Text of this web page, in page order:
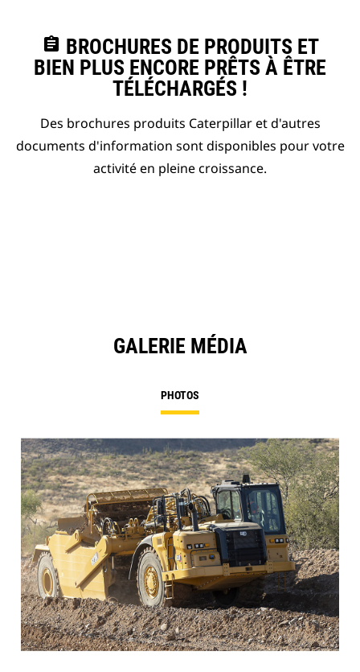
assignment BROCHURES DE PRODUITS ET
BIEN PLUS ENCORE PRÊTS À ÊTRE
TÉLÉCHARGÉS !
Des brochures produits Caterpillar et d'autres
documents d'information sont disponibles pour votre
activité en pleine croissance.
GALERIE MÉDIA
PHOTOS